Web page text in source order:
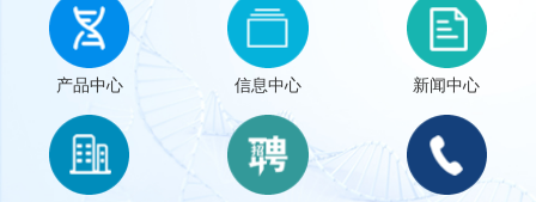
产品中心 信息中心 新闻中心